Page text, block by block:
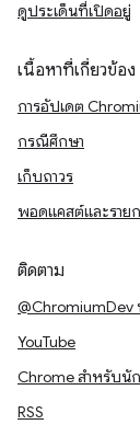
ดูประเด็นที่เปิดอยู่
เนื้อหาที่เกี่ยวข้อง
การอัปเดต
กรณีศึกษา
เก็บถาวร
พอดแคสต์และราย
ติดตาม
@ChromiumDev
YouTube
Chrome สำหรับนั
RSS